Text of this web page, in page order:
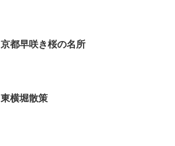
京都早咲き桜の名所
東横堀散策